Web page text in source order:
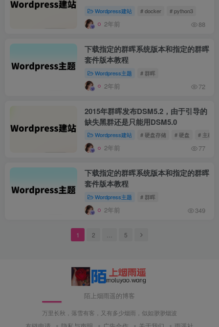
Wordpress建站 # docker # python3
2年前 88
下载指定的群晖系统版本和指定的群晖
套件版本教程
Wordpress主题 # 群晖
2年前 72
2015年群晖发布DSM5.2，由于引导的
缺失黑群还是只能用DSM5.0
Wordpress建站 # 硬盘存储 # 硬盘 # 主板
2年前 77
下载指定的群晖系统版本和指定的群晖
套件版本教程
Wordpress主题 # 群晖
2年前 349
1 2 5
陌上烟雨遥的博客
万里长秋，落雪有客，又有多少烟雨，似如渺渺烟波